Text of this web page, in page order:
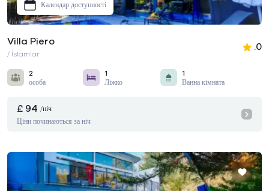
Календар доступності
Villa Piero
/ İslamlar
.0
2
особа
1
Ліжко
1
Ванна кімната
£ 94 /ніч
Ціни починаються за ніч